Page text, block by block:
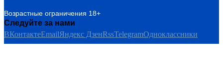
Возрастные ограничения 18+
Следуйте за нами
ВКонтактеEmailЯндекс ДзенRssTelegramОдноклассники